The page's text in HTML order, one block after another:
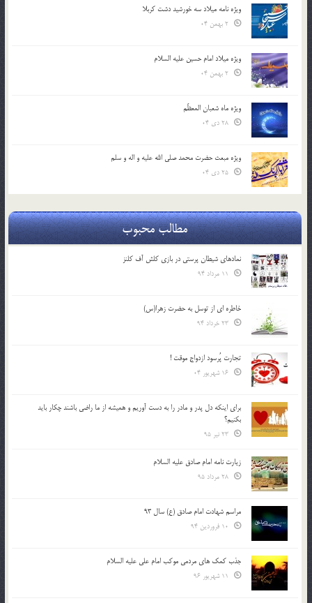
ویژه نامه میلاد سه خورشید دشت کربلا
ویژه میلاد امام حسین علیه السلام
ویژه ماه شعبان المعظّم
ویژه مبعث حضرت محمد صلی الله علیه و اله و سلم
مطالب محبوب
نمادهای شیطان پرستی در بازی کلش آف کلنز
خاطره ای از توسل به حضرت زهرا(س)
تجارت پُرسود ازدواج موقت !
براي اينكه دل پدر و مادر را به دست آوريم و هميشه از ما راضي باشند چكار بايد
بكنيم؟
زیارت نامه امام صادق علیه السلام
مراسم شهادت امام صادق (ع) سال 93
جذب کمک های مردمی موکب امام علی علیه السلام